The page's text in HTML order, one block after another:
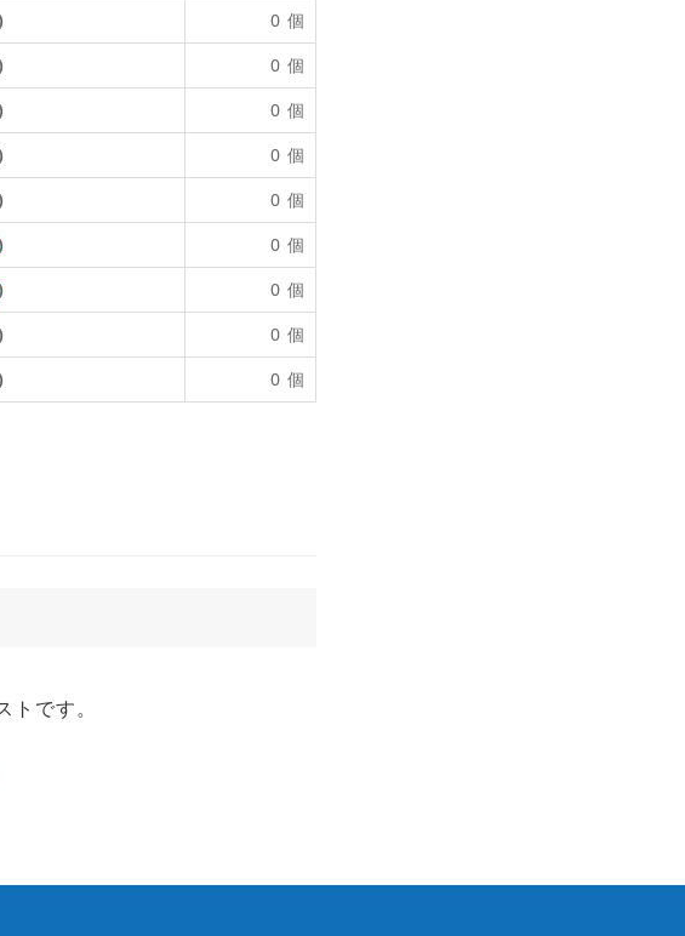
0 個
0 個
0 個
0 個
0 個
0 個
0 個
0 個
0 個
です。